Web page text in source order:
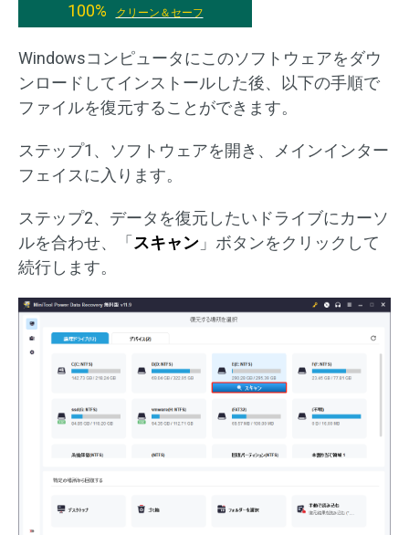
100%
クリーン＆セーフ
Windowsコンピュータにこのソフトウェアをダウ
ンロードしてインストールした後、以下の手順で
ファイルを復元することができます。
ステップ1、ソフトウェアを開き、メインインター
フェイスに入ります。
ステップ2、データを復元したいドライブにカーソ
ルを合わせ、「 スキャン 」ボタンをクリックして
続行します。